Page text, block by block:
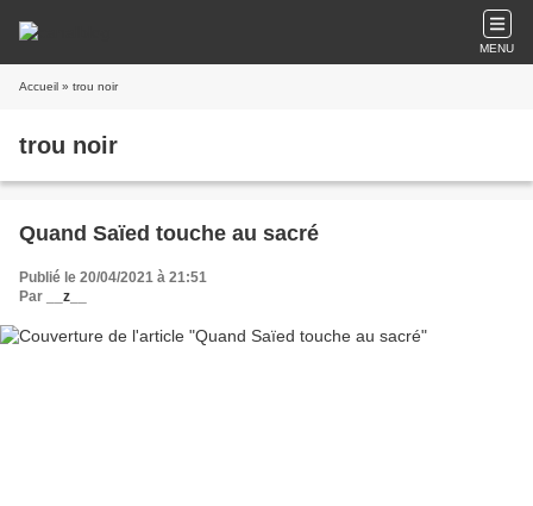
MENU
Accueil » trou noir
trou noir
Quand Saïed touche au sacré
Publié le 20/04/2021 à 21:51
Par
__z__